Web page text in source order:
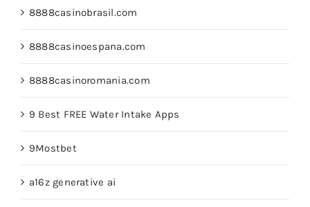
8888casinobrasil.com
8888casinoespana.com
8888casinoromania.com
9 Best FREE Water Intake Apps
9Mostbet
a16z generative ai